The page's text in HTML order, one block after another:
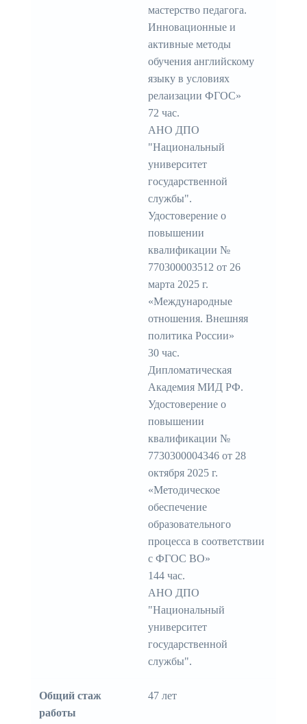
мастерство педагога.
Инновационные и
активные методы
обучения английскому
языку в условиях
релаизации ФГОС»
72 час.
АНО ДПО
"Национальный
университет
государственной
службы".
Удостоверение о
повышении
квалификации №
770300003512 от 26
марта 2025 г.
«Международные
отношения. Внешняя
политика России»
30 час.
Дипломатическая
Академия МИД РФ.
Удостоверение о
повышении
квалификации №
7730300004346 от 28
октября 2025 г.
«Методическое
обеспечение
образовательного
процесса в соответствии
с ФГОС ВО»
144 час.
АНО ДПО
"Национальный
университет
государственной
службы".
Общий стаж
работы
47 лет